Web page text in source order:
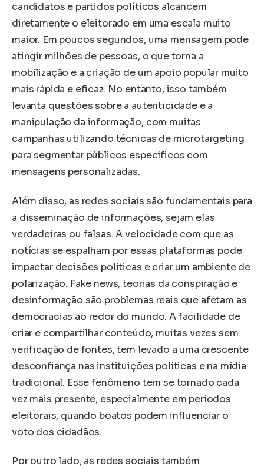
candidatos e partidos políticos alcancem
diretamente o eleitorado em uma escala muito
maior. Em poucos segundos, uma mensagem pode
atingir milhões de pessoas, o que torna a
mobilização e a criação de um apoio popular muito
mais rápida e eficaz. No entanto, isso também
levanta questões sobre a autenticidade e a
manipulação da informação, com muitas
campanhas utilizando técnicas de microtargeting
para segmentar públicos específicos com
mensagens personalizadas.
Além disso, as redes sociais são fundamentais para
a disseminação de informações, sejam elas
verdadeiras ou falsas. A velocidade com que as
notícias se espalham por essas plataformas pode
impactar decisões políticas e criar um ambiente de
polarização. Fake news, teorias da conspiração e
desinformação são problemas reais que afetam as
democracias ao redor do mundo. A facilidade de
criar e compartilhar conteúdo, muitas vezes sem
verificação de fontes, tem levado a uma crescente
desconfiança nas instituições políticas e na mídia
tradicional. Esse fenômeno tem se tornado cada
vez mais presente, especialmente em períodos
eleitorais, quando boatos podem influenciar o
voto dos cidadãos.
Por outro lado, as redes sociais também